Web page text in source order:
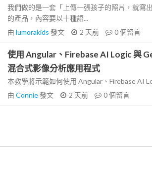
我們做的是一套「上傳一張孩子的照片，就寫
的產品，內容要以十種語...
由 lumorakids 發文 2 天前 0個留言
使用 Angular、Firebase AI Logic 與
混合式影像分析應用程式
本教學將示範如何使用 Angular、Firebase AI
由 Connie發文 2 天前 0個留言